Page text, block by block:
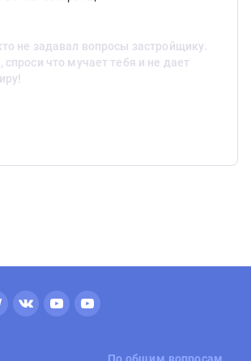
не задавал вопросы застройщику.
что мучает тебя и не дает
По общим вопросам